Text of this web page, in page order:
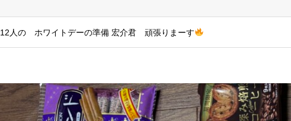
12人の ホワイトデーの準備 宏介君 頑張りまーす